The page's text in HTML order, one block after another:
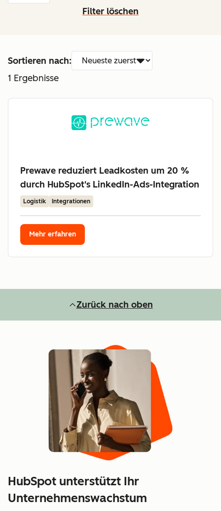
Filter löschen
Sortieren nach:
1 Ergebnisse
Prewave reduziert Leadkosten um 20 %
durch HubSpot's LinkedIn-Ads-Integration
Logistik Integrationen
Mehr erfahren
Zurück nach oben
HubSpot unterstützt Ihr
Unternehmenswachstum